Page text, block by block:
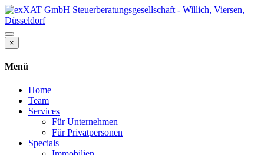
×
Menü
Home
Team
Services
Für Unternehmen
Für Privatpersonen
Specials